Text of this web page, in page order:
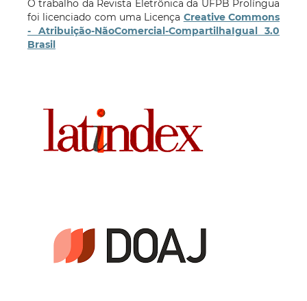
O trabalho da Revista Eletrônica da UFPB Prolíngua
foi licenciado com uma Licença Creative Commons
- Atribuição-NãoComercial-CompartilhaIgual 3.0
Brasil